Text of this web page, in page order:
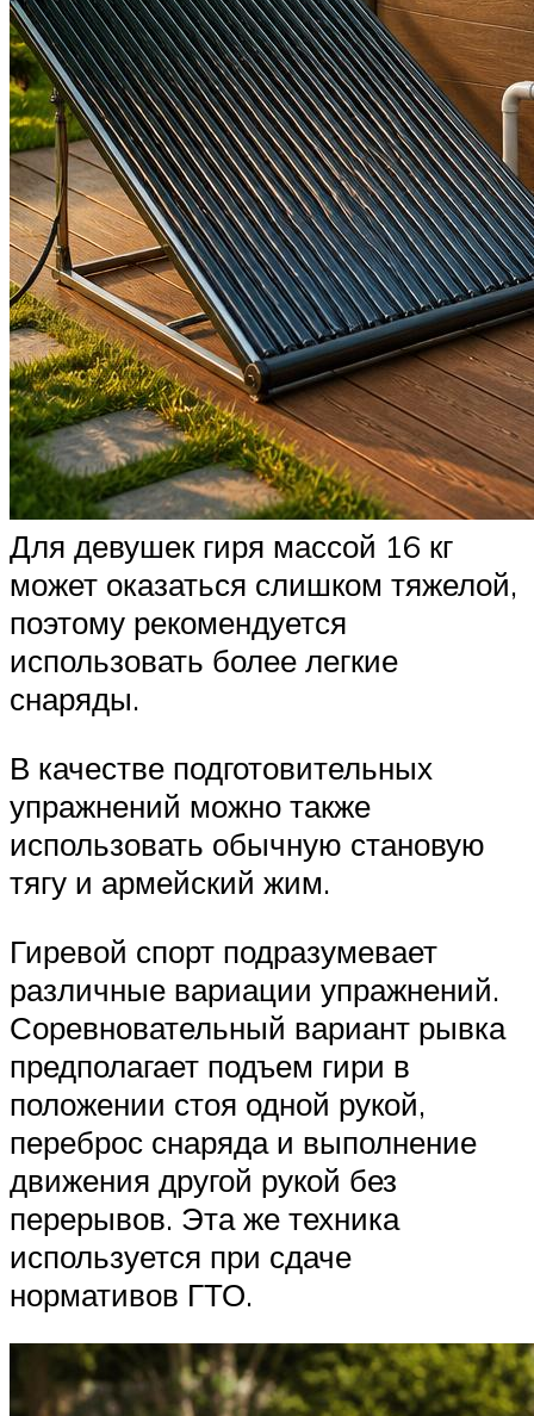
Для девушек гиря массой 16 кг
может оказаться слишком тяжелой,
поэтому рекомендуется
использовать более легкие
снаряды.
В качестве подготовительных
упражнений можно также
использовать обычную становую
тягу и армейский жим.
Гиревой спорт подразумевает
различные вариации упражнений.
Соревновательный вариант рывка
предполагает подъем гири в
положении стоя одной рукой,
переброс снаряда и выполнение
движения другой рукой без
перерывов. Эта же техника
используется при сдаче
нормативов ГТО.